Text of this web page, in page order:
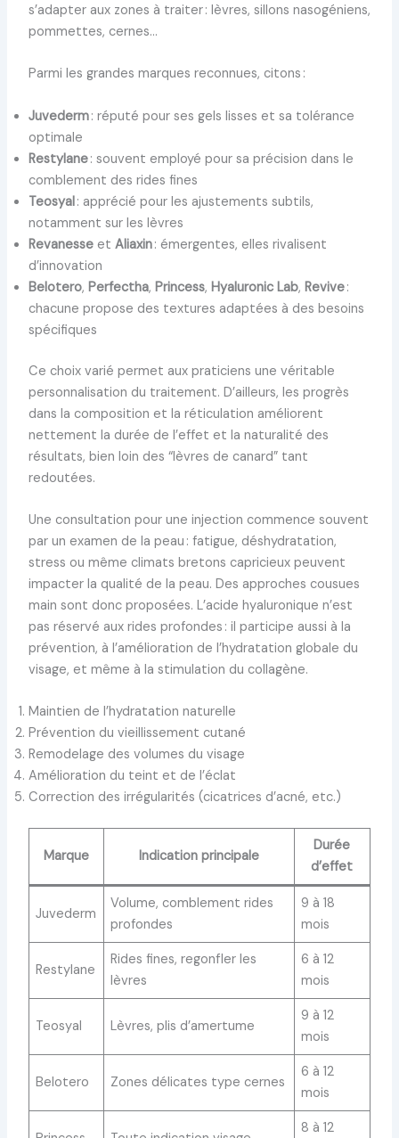
s’adapter aux zones à traiter : lèvres, sillons nasogéniens,
pommettes, cernes…
Parmi les grandes marques reconnues, citons :
Juvederm: réputé pour ses gels lisses et sa tolérance
optimale
Restylane: souvent employé pour sa précision dans le
comblement des rides fines
Teosyal: apprécié pour les ajustements subtils,
notamment sur les lèvres
Revanesseet Aliaxin: émergentes, elles rivalisent
d’innovation
Belotero, Perfectha, Princess, Hyaluronic Lab, Revive:
chacune propose des textures adaptées à des besoins
spécifiques
Ce choix varié permet aux praticiens une véritable
personnalisation du traitement. D’ailleurs, les progrès
dans la composition et la réticulation améliorent
nettement la durée de l’effet et la naturalité des
résultats, bien loin des “lèvres de canard” tant
redoutées.
Une consultation pour une injection commence souvent
par un examen de la peau : fatigue, déshydratation,
stress ou même climats bretons capricieux peuvent
impacter la qualité de la peau. Des approches cousues
main sont donc proposées. L’acide hyaluronique n’est
pas réservé aux rides profondes : il participe aussi à la
prévention, à l’amélioration de l’hydratation globale du
visage, et même à la stimulation du collagène.
Maintien de l’hydratation naturelle
Prévention du vieillissement cutané
Remodelage des volumes du visage
Amélioration du teint et de l’éclat
Correction des irrégularités (cicatrices d’acné, etc.)
Marque Indication principale
Durée
d’effet
Juvederm
Volume, comblement rides
profondes
9 à 18
mois
Restylane
Rides fines, regonfler les
lèvres
6 à 12
mois
Teosyal Lèvres, plis d’amertume
9 à 12
mois
Belotero Zones délicates type cernes
6 à 12
mois
8 à 12